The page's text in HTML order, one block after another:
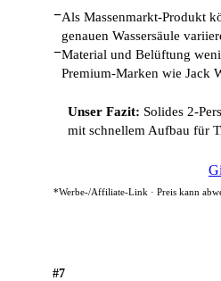
−Als Massenmarkt-Produkt
genauen Wassersäule
−Material und Belüftung
Premium-Marken wie Jack
Unser Fazit: Solides 2-
mit schnellem Aufbau für
*Werbe-/Affiliate-Link · Preis kann
#7